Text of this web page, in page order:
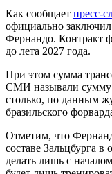
Как сообщает пресс-
официально
Фернандо. Контракт
до лета 2027 года.
При этом сумма
СМИ называли сумму
столько, по данным
бразильского
Отметим, что
составе Зальцбурга
делать лишь с